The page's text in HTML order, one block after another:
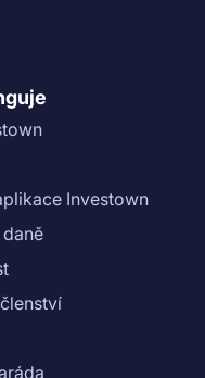
file/d/
U
Investown